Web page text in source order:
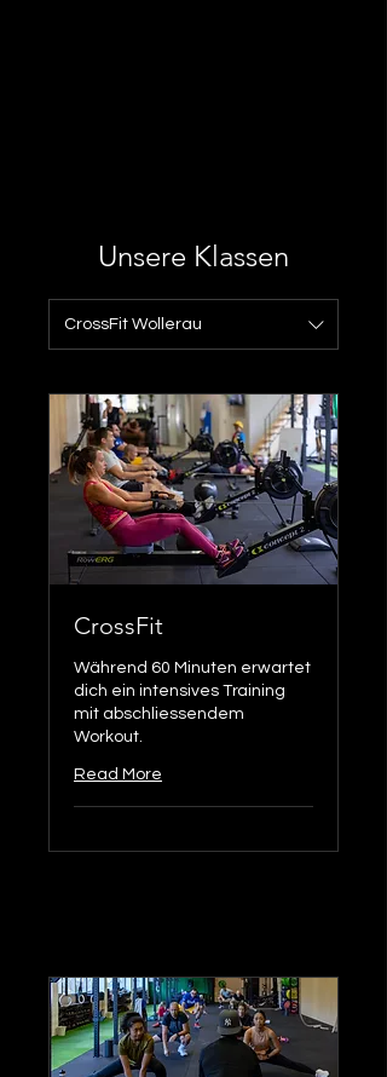
Unsere Klassen
CrossFit Wollerau
CrossFit
Während 60 Minuten erwartet
dich ein intensives Training
mit abschliessendem
Workout.
Read More